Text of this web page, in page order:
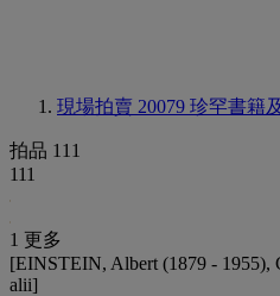
現場拍賣 20079 珍罕書籍
拍品 111
111
1 更多
[EINSTEIN, Albert (1879 - 1955),
alii]